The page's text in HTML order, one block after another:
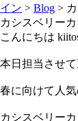
イン > Blog >
カシスベリー
こんにちは
本日担当させ
春に向けて人
カシスベリー